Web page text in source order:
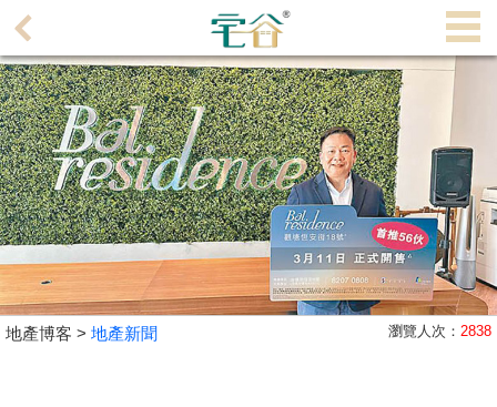
理
主
頁
搵
樓/
成
交
業
主
地產博客 > 地產新聞 瀏覽人次： 2838